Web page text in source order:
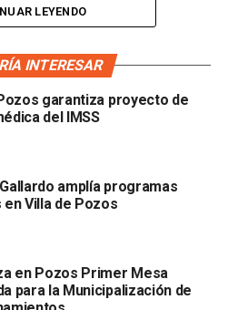
este consejo tiene la
de fomentar la participación
social y privado, con el
más eficientes para
el bienestar de la población.
LEYENDO
INTERESAR
garantiza proyecto de
del IMSS
amplía programas
Villa de Pozos
en Pozos Primer Mesa
para la Municipalización de